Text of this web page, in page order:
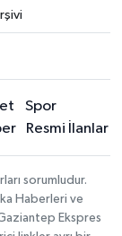
Spor
Resmi İlanlar
sorumludur.
Haberleri ve
Ekspres